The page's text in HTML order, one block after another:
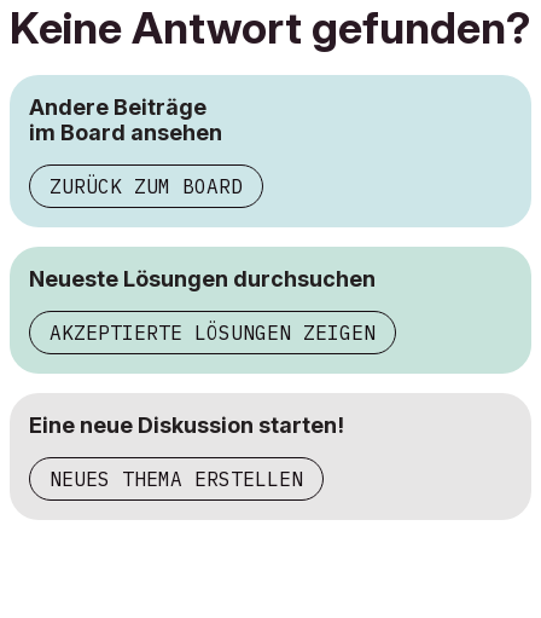
Keine Antwort gefunden?
Andere Beiträge
im Board ansehen
ZURÜCK ZUM BOARD
Neueste Lösungen durchsuchen
AKZEPTIERTE LÖSUNGEN ZEIGEN
Eine neue Diskussion starten!
NEUES THEMA ERSTELLEN